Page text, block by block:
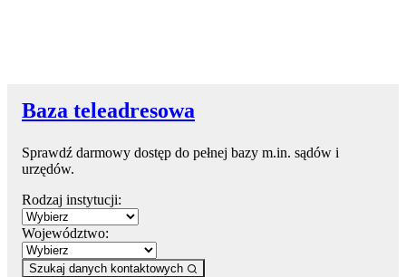
Baza teleadresowa
Sprawdź darmowy dostęp do pełnej bazy m.in. sądów i
urzędów.
Rodzaj instytucji:
Województwo:
Szukaj danych kontaktowych